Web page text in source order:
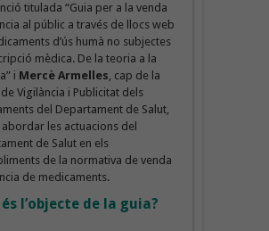
titulada “Guia per a la venda
al públic a través de llocs web
d’ús humà no subjectes
mèdica. De la teoria a la
i Mercè Armelles, cap de la
Vigilància i Publicitat dels
del Departament de Salut,
abordar les actuacions del
de Salut en els
de la normativa de venda
de medicaments.
l’objecte de la guia?